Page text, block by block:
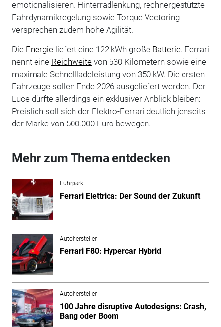
emotionalisieren. Hinterradlenkung, rechnergestützte
Fahrdynamikregelung sowie Torque Vectoring
versprechen zudem hohe Agilität.
Die Energieliefert eine 122 kWh große Batterie. Ferrari
nennt eine Reichweitevon 530 Kilometern sowie eine
maximale Schnellladeleistung von 350 kW. Die ersten
Fahrzeuge sollen Ende 2026 ausgeliefert werden. Der
Luce dürfte allerdings ein exklusiver Anblick bleiben:
Preislich soll sich der Elektro-Ferrari deutlich jenseits
der Marke von 500.000 Euro bewegen.
Mehr zum Thema entdecken
Fuhrpark
Ferrari Elettrica: Der Sound der Zukunft
Autohersteller
Ferrari F80: Hypercar Hybrid
Autohersteller
100 Jahre disruptive Autodesigns: Crash,
Bang oder Boom